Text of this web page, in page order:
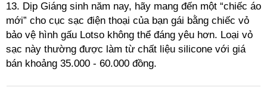
13. Dịp Giáng sinh năm nay, hãy mang đến một “chiếc áo
mới” cho cục sạc điện thoại của bạn gái bằng chiếc vỏ
bảo vệ hình gấu Lotso không thể đáng yêu hơn. Loại vỏ
sạc này thường được làm từ chất liệu silicone với giá
bán khoảng 35.000 - 60.000 đồng.